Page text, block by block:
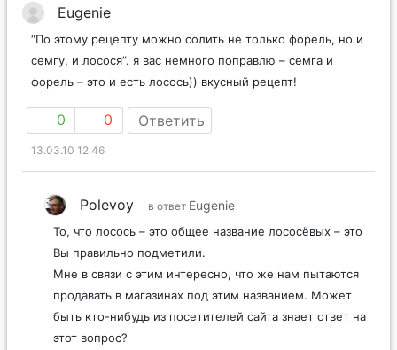
Eugenie
“По этому рецепту можно солить не только форель, но и
семгу, и лосося”. я вас немного поправлю – семга и
форель – это и есть лосось)) вкусный рецепт!
0 0 Ответить
13.03.10 12:46
Polevoy в ответ Eugenie
То, что лосось – это общее название лососёвых – это
Вы правильно подметили.
Мне в связи с этим интересно, что же нам пытаются
продавать в магазинах под этим названием. Может
быть кто-нибудь из посетителей сайта знает ответ на
этот вопрос?